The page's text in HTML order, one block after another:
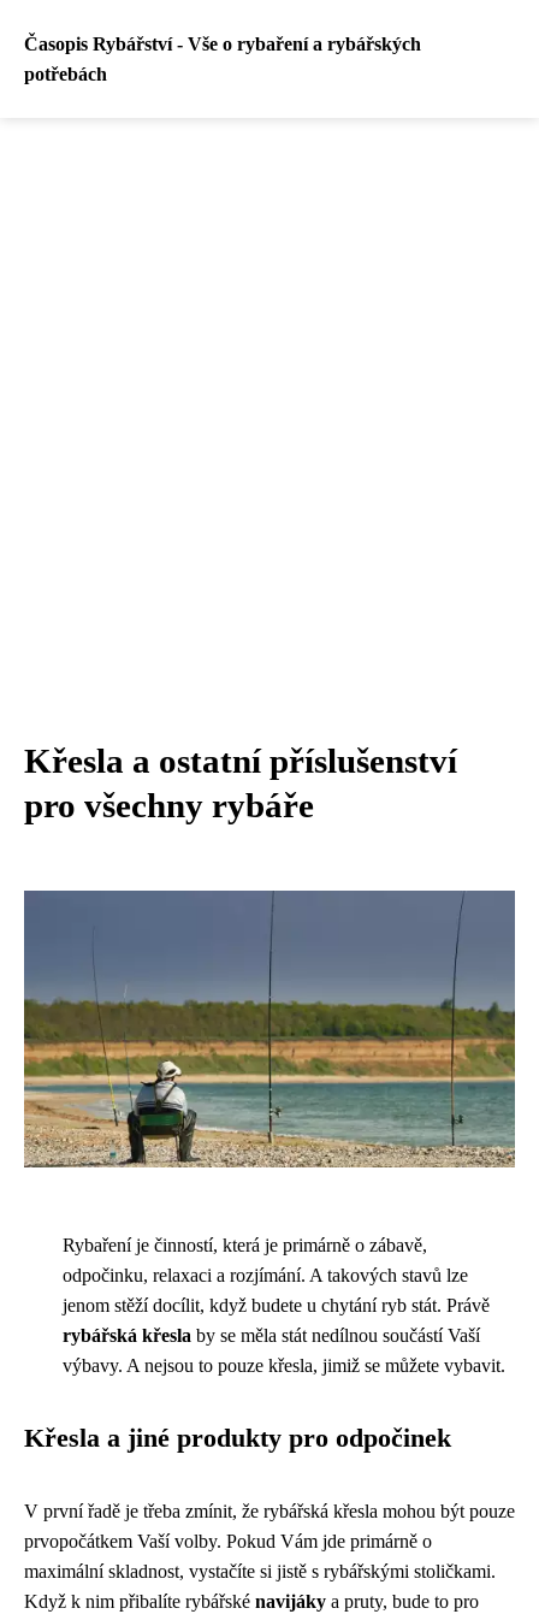
Časopis Rybářství - Vše o rybaření a rybářských
potřebách
Křesla a ostatní příslušenství
pro všechny rybáře
Rybaření je činností, která je primárně o zábavě,
odpočinku, relaxaci a rozjímání. A takových stavů lze
jenom stěží docílit, když budete u chytání ryb stát. Právě
rybářská křesla by se měla stát nedílnou součástí Vaší
výbavy. A nejsou to pouze křesla, jimiž se můžete vybavit.
Křesla a jiné produkty pro odpočinek
V první řadě je třeba zmínit, že rybářská křesla mohou být pouze
prvopočátkem Vaší volby. Pokud Vám jde primárně o
maximální skladnost, vystačíte si jistě s rybářskými stoličkami.
Když k nim přibalíte rybářské navijáky a pruty, bude to pro